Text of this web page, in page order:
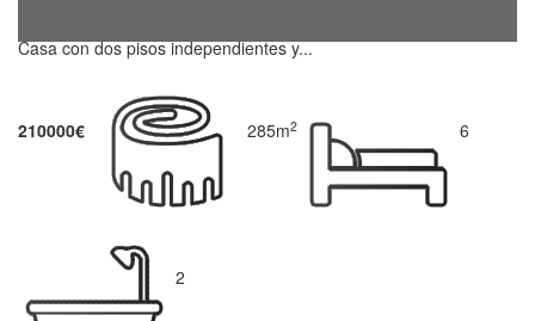
Casa con dos pisos independientes y...
210000€ 285m2 6
2